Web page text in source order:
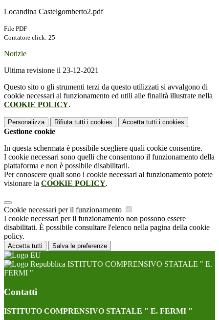
Locandina Castelgomberto2.pdf
File PDF
Contatore click: 25
Notizie
Ultima revisione il 23-12-2021
Questo sito o gli strumenti terzi da questo utilizzati si avvalgono di
cookie necessari al funzionamento ed utili alle finalità illustrate nella
COOKIE POLICY.
Personalizza Rifiuta tutti i cookies Accetta tutti i cookies
Gestione cookie
In questa schermata è possibile scegliere quali cookie consentire.
I cookie necessari sono quelli che consentono il funzionamento della
piattaforma e non è possibile disabilitarli.
Per conoscere quali sono i cookie necessari al funzionamento potete
visionare la COOKIE POLICY.
Cookie necessari per il funzionamento
I cookie necessari per il funzionamento non possono essere
disabilitati. È possibile consultare l'elenco nella pagina della cookie
policy.
Accetta tutti Salva le preferenze
ISTITUTO COMPRENSIVO STATALE " E.
FERMI "
Contatti
ISTITUTO COMPRENSIVO STATALE " E. FERMI "